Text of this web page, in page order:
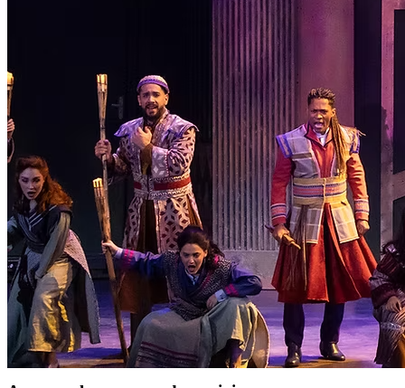
Lei ECA Digital
Alelo Pod Gestão de VT
Soluções de Pagamentos
Alelo S.A.
CNPJ 04.740.876/0001-25 | Alameda Xingu, 512, 3º, 4º e 16º (parte)
andares, Alphaville, Barueri/SP | CEP 06455-030
Naip Instituição de Pagamento S.A.
CNPJ 09.092.759/0001-16 | Alameda Xingu, 512, 3º andar, parte,
Alphaville, Barueri/SP | CEP 06455-030
Todos os direitos reservados.
Copyright 2025 Alelo.